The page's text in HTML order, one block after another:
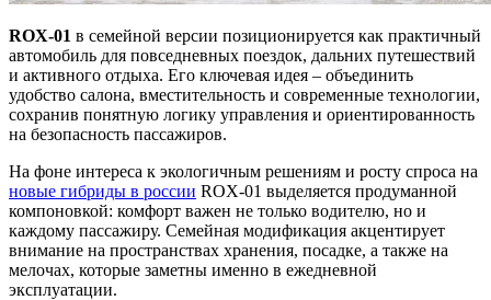
ROX-01 в семейной версии позиционируется как практичный
автомобиль для повседневных поездок, дальних путешествий
и активного отдыха. Его ключевая идея – объединить
удобство салона, вместительность и современные технологии,
сохранив понятную логику управления и ориентированность
на безопасность пассажиров.
На фоне интереса к экологичным решениям и росту спроса на
новые гибриды в россии ROX-01 выделяется продуманной
компоновкой: комфорт важен не только водителю, но и
каждому пассажиру. Семейная модификация акцентирует
внимание на пространствах хранения, посадке, а также на
мелочах, которые заметны именно в ежедневной
эксплуатации.